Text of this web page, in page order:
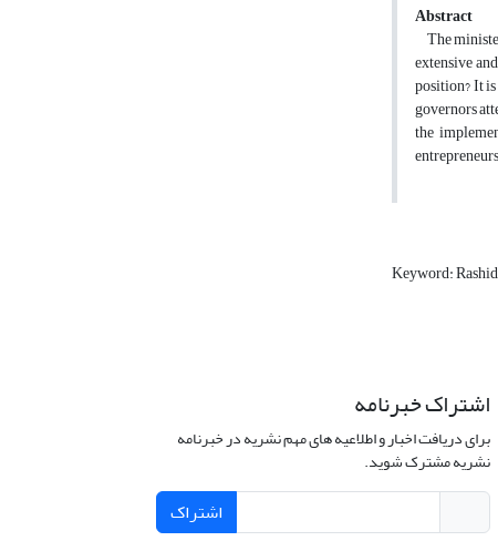
Abstract
The
extensive
position? It
governors
the
Keyword:
اشتراک خبرنامه
برای دریافت اخبار و اطلاعیه های مهم نشریه در خبرنامه
نشریه مشترک شوید.
اشتراک